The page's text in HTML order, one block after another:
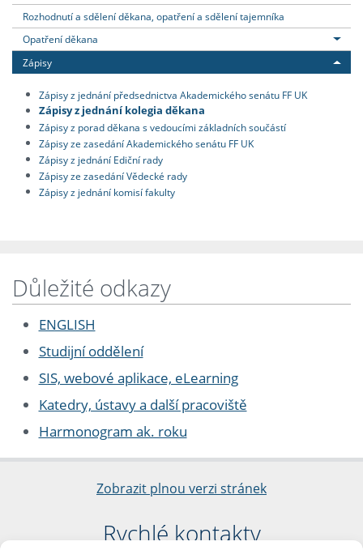
Rozhodnutí a sdělení děkana, opatření a sdělení tajemníka
Opatření děkana
Zápisy
Zápisy z jednání předsednictva Akademického senátu FF UK
Zápisy z jednání kolegia děkana
Zápisy z porad děkana s vedoucími základních součástí
Zápisy ze zasedání Akademického senátu FF UK
Zápisy z jednání Ediční rady
Zápisy ze zasedání Vědecké rady
Zápisy z jednání komisí fakulty
Důležité odkazy
ENGLISH
Studijní oddělení
SIS, webové aplikace, eLearning
Katedry, ústavy a další pracoviště
Harmonogram ak. roku
Zobrazit plnou verzi stránek
Rychlé kontakty